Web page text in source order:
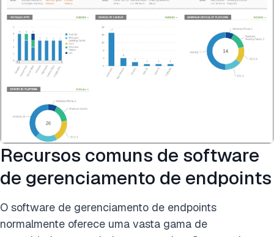
Recursos comuns de software
de gerenciamento de endpoints
O software de gerenciamento de endpoints
normalmente oferece uma vasta gama de